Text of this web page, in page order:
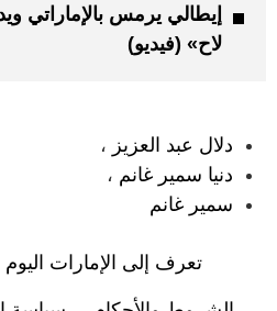
إيطالي يرمس بالإماراتي
لاح» (فيديو)
دلال عبد العزيز ،
دنيا سمير غانم ،
سمير غانم
تعرف إلى الإمارات اليوم